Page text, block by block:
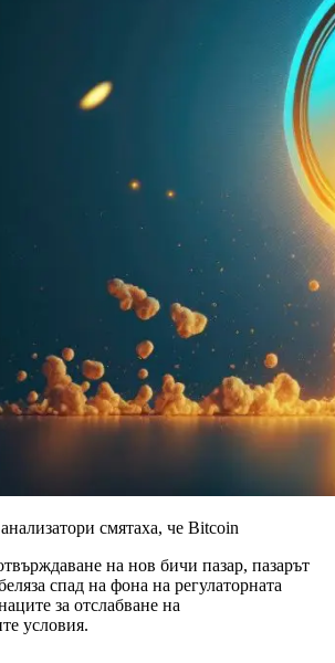
смятаха, че Bitcoin
на нов бичи пазар, пазарът
спад на фона на регулаторната
за отслабване на
условия.